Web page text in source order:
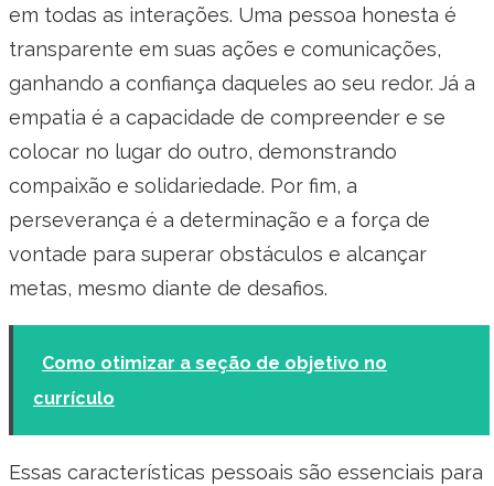
em todas as interações. Uma pessoa honesta é
transparente em suas ações e comunicações,
ganhando a confiança daqueles ao seu redor. Já a
empatia é a capacidade de compreender e se
colocar no lugar do outro, demonstrando
compaixão e solidariedade. Por fim, a
perseverança é a determinação e a força de
vontade para superar obstáculos e alcançar
metas, mesmo diante de desafios.
Como otimizar a seção de objetivo no
currículo
Essas características pessoais são essenciais para